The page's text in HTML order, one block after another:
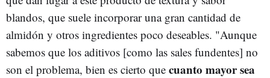
blandos, que suele incorporar una gran cantidad de
almidón y otros ingredientes poco deseables. "Aunque
sabemos que los aditivos [como las sales fundentes] no
son el problema, bien es cierto que cuanto mayor sea